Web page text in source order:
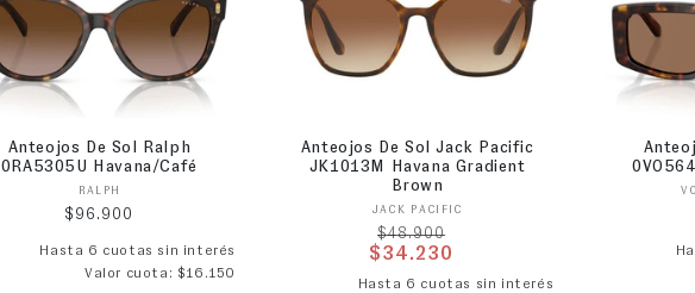
Anteojos De Sol Ralph
0RA5305U Havana/Café
Proveedor:
RALPH
Precio habitual
$96.900
Hasta 6 cuotas sin interés
Valor cuota: $16.150
Anteojos De Sol Jack Pacific
JK1013M Havana Gradient
Brown
Proveedor:
JACK PACIFIC
Precio habitual
$48.900
$34.230
Precio de oferta
Hasta 6 cuotas sin interés